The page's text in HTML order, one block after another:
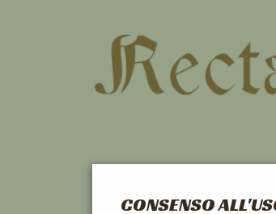
CONSENSO